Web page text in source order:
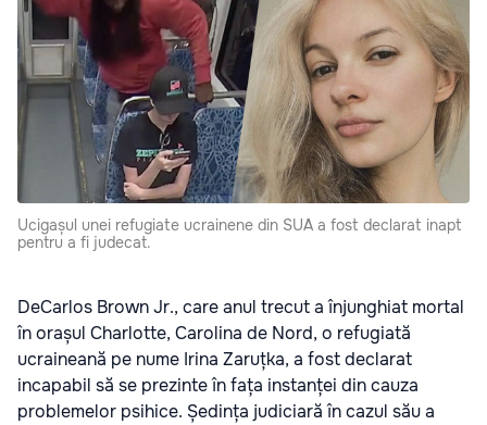
Ucigașul unei refugiate ucrainene din SUA a fost declarat inapt
pentru a fi judecat.
DeCarlos Brown Jr., care anul trecut a înjunghiat mortal
în orașul Charlotte, Carolina de Nord, o refugiată
ucraineană pe nume Irina Zaruțka, a fost declarat
incapabil să se prezinte în fața instanței din cauza
problemelor psihice. Ședința judiciară în cazul său a